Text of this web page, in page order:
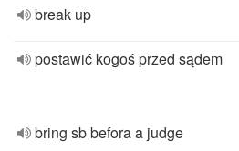
break up
postawić kogoś przed sądem
bring sb befora a judge